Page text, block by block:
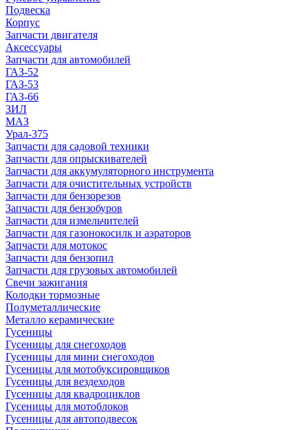
Подвеска
Корпус
Запчасти двигателя
Аксессуары
Запчасти для автомобилей
ГАЗ-52
ГАЗ-53
ГАЗ-66
ЗИЛ
МАЗ
Урал-375
Запчасти для садовой техники
Запчасти для опрыскивателей
Запчасти для аккумуляторного инструмента
Запчасти для очистительных устройств
Запчасти для бензорезов
Запчасти для бензобуров
Запчасти для измельчителей
Запчасти для газонокосилк и аэраторов
Запчасти для мотокос
Запчасти для бензопил
Запчасти для грузовых автомобилей
Свечи зажигания
Колодки тормозные
Полуметаллические
Металло керамические
Гусеницы
Гусеницы для снегоходов
Гусеницы для мини снегоходов
Гусеницы для мотобуксировщиков
Гусеницы для вездеходов
Гусеницы для квадроциклов
Гусеницы для мотоблоков
Гусеницы для автоподвесок